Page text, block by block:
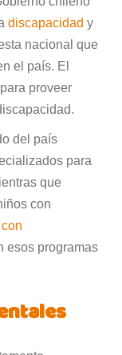
discapacidad y
nacional que
el país. El
proveer
del país
para
que
con
esos programas